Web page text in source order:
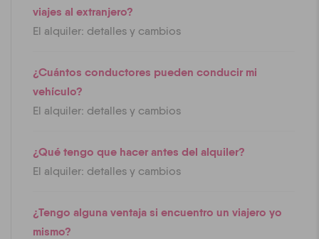
viajes al extranjero?
El alquiler: detalles y cambios
¿Cuántos conductores pueden conducir mi
vehículo?
El alquiler: detalles y cambios
¿Qué tengo que hacer antes del alquiler?
El alquiler: detalles y cambios
¿Tengo alguna ventaja si encuentro un viajero yo
mismo?